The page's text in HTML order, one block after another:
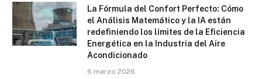
La Fórmula del Confort Perfecto: Cómo
el Análisis Matemático y la IA están
redefiniendo los límites de la Eficiencia
Energética en la Industria del Aire
Acondicionado
6 marzo 2026